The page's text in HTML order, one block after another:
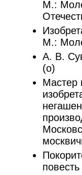
М.:
М.:
А. В.
(о)
Мастер